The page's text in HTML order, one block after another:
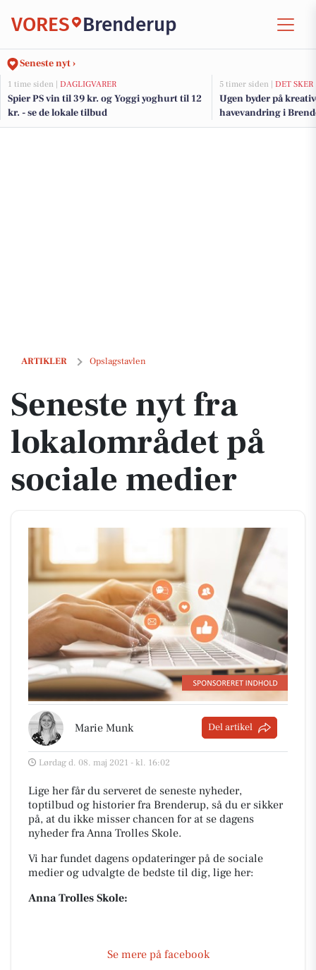
VORES Brenderup
Seneste nyt ›
1 time siden | DAGLIGVARER
Spier PS vin til 39 kr. og Yoggi yoghurt til 12
kr. - se de lokale tilbud
5 timer siden | DET SKER
Ugen byder på
havevandring i
ARTIKLER Opslagstavlen
Seneste nyt fra lokalområdet på sociale medier
Seneste nyt fra
lokalområdet på
sociale medier
Marie Munk Del artikel
Lørdag d. 08. maj 2021 - kl. 16:02
Lige her får du serveret de seneste nyheder,
toptilbud og historier fra Brenderup, så du er sikker
på, at du ikke misser chancen for at se dagens
nyheder fra Anna Trolles Skole.
Vi har fundet dagens opdateringer på de sociale
medier og udvalgte de bedste til dig, lige her:
Anna Trolles Skole:
Se mere på facebook